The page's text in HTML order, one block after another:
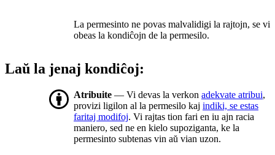
La permesinto ne povas malvalidigi la rajtojn, se vi
obeas la kondiĉojn de la permesilo.
Laŭ la jenaj kondiĉoj:
Atribuite — Vi devas la verkon adekvate atribui,
provizi ligilon al la permesilo kaj indiki, se estas
faritaj modifoj. Vi rajtas tion fari en iu ajn racia
maniero, sed ne en kielo supoziganta, ke la
permesinto subtenas vin aŭ vian uzon.